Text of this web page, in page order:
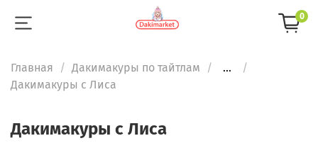
0
Главная Дакимакуры по тайтлам
...
Дакимакуры с Лиса
Дакимакуры с Лиса